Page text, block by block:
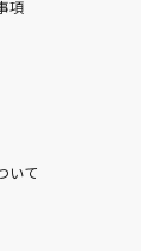
項
いて